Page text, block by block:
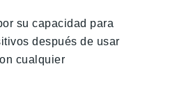
su capacidad para
después de usar
cualquier